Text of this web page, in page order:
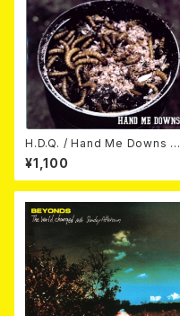
H.D.Q. / Hand Me Downs (C
OLORVINYL/7”EP)
¥1,100